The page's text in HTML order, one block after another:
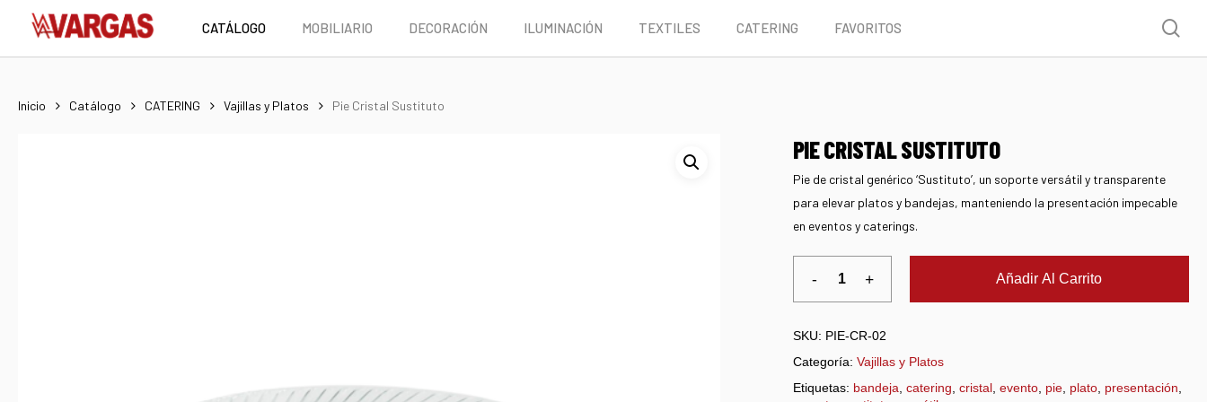
main
CATÁLOGO MOBILIARIO DECORACIÓN ILUMINACIÓN TEXTILES CATERING FAVORITOS
Inicio Catálogo CATERING Vajillas y Platos Pie Cristal Sustituto
PIE CRISTAL SUSTITUTO
Pie de cristal genérico ‘Sustituto’, un soporte versátil y transparente
para elevar platos y bandejas, manteniendo la presentación impecable
en eventos y caterings.
Añadir Al Carrito
SKU: PIE-CR-02
Categoría: Vajillas y Platos
Etiquetas: bandeja catering cristal, evento, pie, plato, presentación